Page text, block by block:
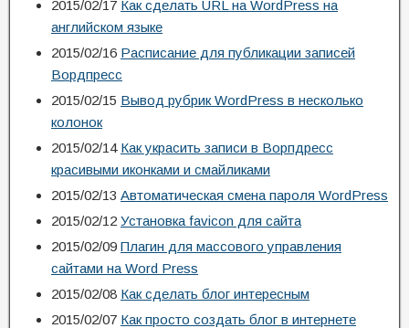
2015/02/17 Как сделать URL на WordPress на
английском языке
2015/02/16 Расписание для публикации записей
Вордпресс
2015/02/15 Вывод рубрик WordPress в несколько
колонок
2015/02/14 Как украсить записи в Ворпдресс
красивыми иконками и смайликами
2015/02/13 Автоматическая смена пароля WordPress
2015/02/12 Установка favicon для сайта
2015/02/09 Плагин для массового управления
сайтами на Word Press
2015/02/08 Как сделать блог интересным
2015/02/07 Как просто создать блог в интернете